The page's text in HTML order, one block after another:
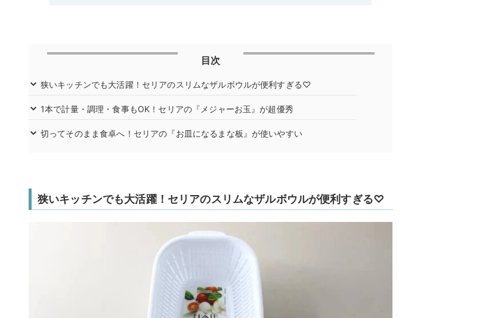
目次
狭いキッチンでも大活躍！セリアのスリムなザルボウルが便利すぎる♡
1本で計量・調理・食事もOK！セリアの『メジャーお玉』が超優秀
切ってそのまま食卓へ！セリアの『お皿になるまな板』が使いやすい
狭いキッチンでも大活躍！セリアのスリムなザルボウルが便利すぎる♡